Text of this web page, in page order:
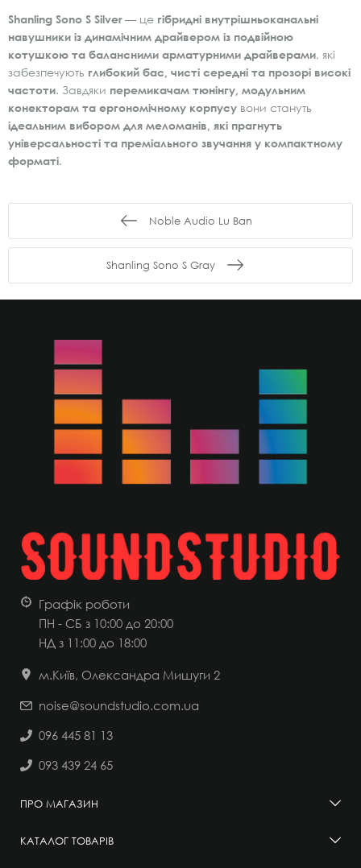
Shanling Sono S Silver— це гібридні внутрішньоканальні
навушники із динамічним драйвером із подвійною
котушкою та балансними арматурними драйверами, які
забезпечують глибокий бас, чисті середні та прозорі високі
частоти. Завдяки перемикачам тюнінгу, модульним
конекторам та ергономічному корпусу вони стануть
ідеальним вибором для меломанів, які прагнуть
універсальності та преміального звучання у компактному
форматі.
Noble Audio Lu Ban
Shanling Sono S Gray
Графік роботи
ПН - СБ з 10:00 до 20:00
НД з 11:00 до 18:00
м.Київ, Олександра Мишуги 2
noise@soundstudio.com.ua
096 445 81 13
093 439 24 65
ПРО МАГАЗИН
КАТАЛОГ ТОВАРІВ